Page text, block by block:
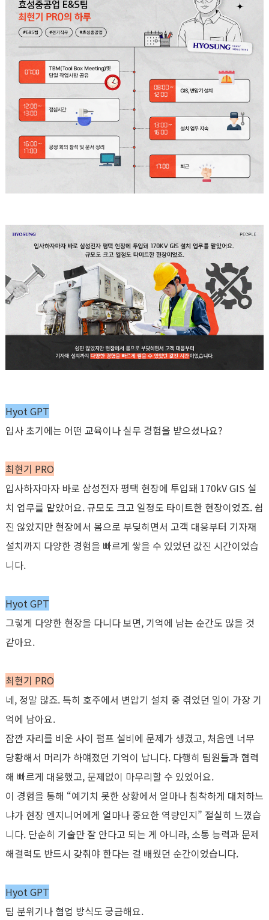
Hyot GPT
입사 초기에는 어떤 교육이나 실무 경험을 받으셨나요?
최현기 PRO
입사하자마자 바로 삼성전자 평택 현장에 투입돼 170kV GIS 설
치 업무를 맡았어요.규모도 크고 일정도 타이트한 현장이었죠.쉽
진 않았지만 현장에서 몸으로 부딪히면서 고객 대응부터 기자재
설치까지 다양한 경험을 빠르게 쌓을 수 있었던 값진 시간이었습
니다.
Hyot GPT
그렇게 다양한 현장을 다니다 보면, 기억에 남는 순간도 많을 것
같아요.
최현기 PRO
네, 정말 많죠. 특히 호주에서 변압기 설치 중 겪었던 일이 가장 기
억에 남아요.
잠깐 자리를 비운 사이 펌프 설비에 문제가 생겼고, 처음엔 너무
당황해서 머리가 하얘졌던 기억이 납니다. 다행히 팀원들과 협력
해 빠르게 대응했고, 문제없이 마무리할 수 있었어요.
이 경험을 통해 “예기치 못한 상황에서 얼마나 침착하게 대처하느
냐가 현장 엔지니어에게 얼마나 중요한 역량인지” 절실히 느꼈습
니다. 단순히 기술만 잘 안다고 되는 게 아니라, 소통 능력과 문제
해결력도 반드시 갖춰야 한다는 걸 배웠던 순간이었습니다.
Hyot GPT
팀 분위기나 협업 방식도 궁금해요.